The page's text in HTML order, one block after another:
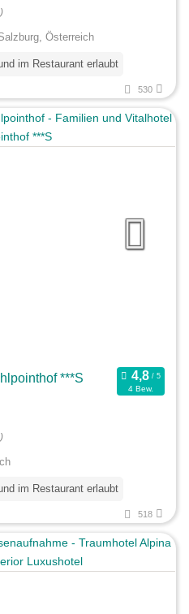
Österreich
im Restaurant erlaubt
530
***S
4 Bew.
im Restaurant erlaubt
518